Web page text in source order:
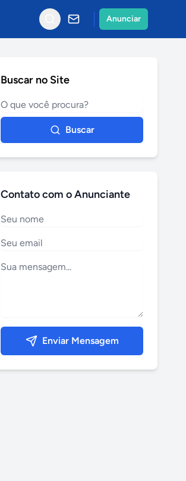
Anunciar
Buscar no Site
Buscar
Contato com o Anunciante
Enviar Mensagem